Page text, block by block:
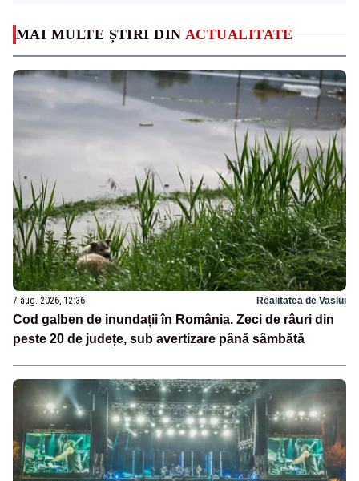
MAI MULTE ȘTIRI DIN ACTUALITATE
7 aug. 2026, 12:36 Realitatea de Vaslui
Cod galben de inundații în România. Zeci de râuri din
peste 20 de județe, sub avertizare până sâmbătă